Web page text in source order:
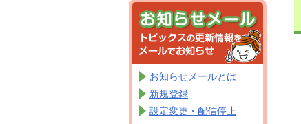
お知らせメールとは
新規登録
設定変更・配信停止